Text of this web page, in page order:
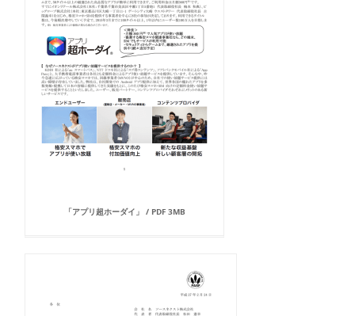
「アプリ超ホーダイ」 / PDF 3MB